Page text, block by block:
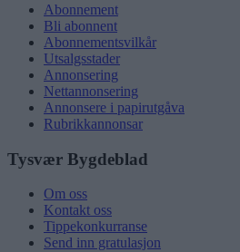
Abonnement
Bli abonnent
Abonnementsvilkår
Utsalgsstader
Annonsering
Nettannonsering
Annonsere i papirutgåva
Rubrikkannonsar
Tysvær Bygdeblad
Om oss
Kontakt oss
Tippekonkurranse
Send inn gratulasjon